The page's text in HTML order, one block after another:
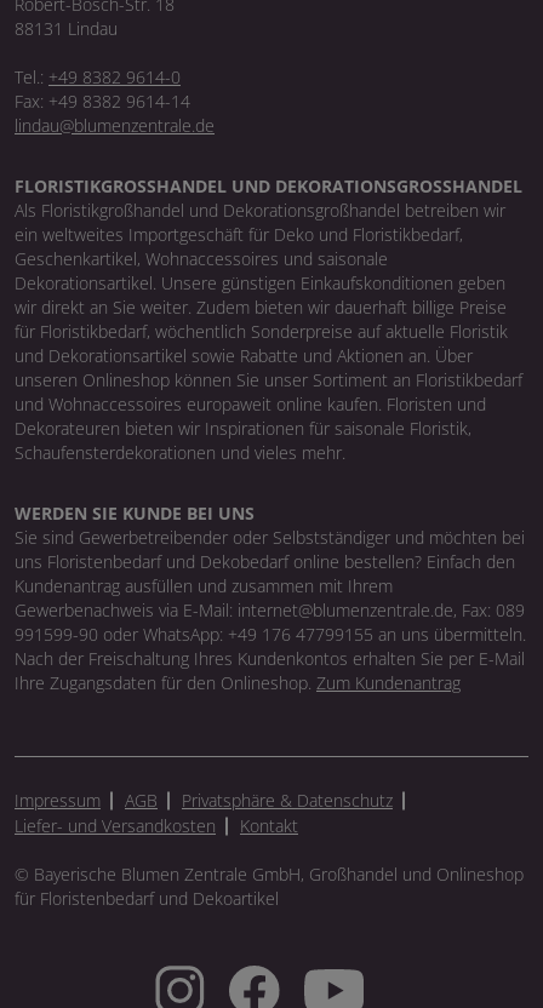
Robert-Bosch-Str. 18
88131 Lindau
Tel.: +49 8382 9614-0
Fax: +49 8382 9614-14
lindau@blumenzentrale.de
FLORISTIKGROSSHANDEL UND DEKORATIONSGROSSHANDEL
Als Floristikgroßhandel und Dekorationsgroßhandel betreiben wir
ein weltweites Importgeschäft für Deko und Floristikbedarf,
Geschenkartikel, Wohnaccessoires und saisonale
Dekorationsartikel. Unsere günstigen Einkaufskonditionen geben
wir direkt an Sie weiter. Zudem bieten wir dauerhaft billige Preise
für Floristikbedarf, wöchentlich Sonderpreise auf aktuelle Floristik
und Dekorationsartikel sowie Rabatte und Aktionen an. Über
unseren Onlineshop können Sie unser Sortiment an Floristikbedarf
und Wohnaccessoires europaweit online kaufen. Floristen und
Dekorateuren bieten wir Inspirationen für saisonale Floristik,
Schaufensterdekorationen und vieles mehr.
WERDEN SIE KUNDE BEI UNS
Sie sind Gewerbetreibender oder Selbstständiger und möchten bei
uns Floristenbedarf und Dekobedarf online bestellen? Einfach den
Kundenantrag ausfüllen und zusammen mit Ihrem
Gewerbenachweis via E-Mail: internet@blumenzentrale.de, Fax: 089
991599-90 oder WhatsApp: +49 176 47799155 an uns übermitteln.
Nach der Freischaltung Ihres Kundenkontos erhalten Sie per E-Mail
Ihre Zugangsdaten für den Onlineshop. Zum Kundenantrag
Impressum AGB
Privatsphäre & Datenschutz
Liefer- und Versandkosten
Kontakt
© Bayerische Blumen Zentrale GmbH, Großhandel und Onlineshop
für Floristenbedarf und Dekoartikel